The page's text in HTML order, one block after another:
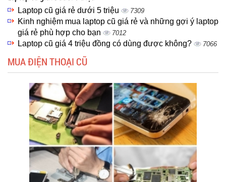
Laptop cũ giá rẻ dưới 5 triệu 7309
Kinh nghiệm mua laptop cũ giá rẻ và những gợi ý laptop
giá rẻ phù hợp cho bạn
7012
Laptop cũ giá 4 triệu đồng có dùng được không? 7066
MUA ĐIỆN THOẠI CŨ